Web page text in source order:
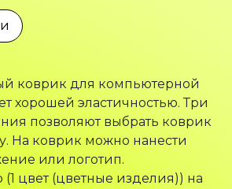
коврик для компьютерной
хорошей эластичностью. Три
позволяют выбрать коврик
На коврик можно нанести
или логотип.
цвет (цветные изделия)) на